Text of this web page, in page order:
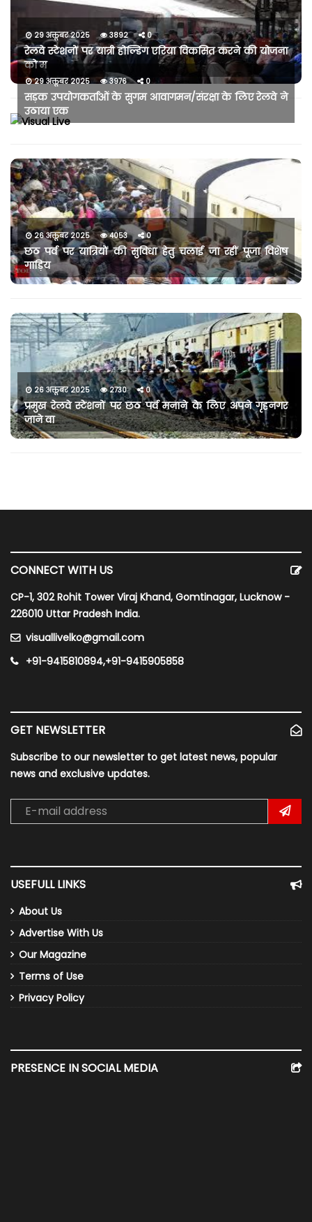
29 अक्तूबर 2025 3892 0
रेलवे स्टेशनों पर यात्री होल्डिंग एरिया विकसित करने की योजना
को म
29 अक्तूबर 2025 3976 0
सड़क उपयोगकर्ताओं के सुगम आवागमन/संरक्षा के लिए रेलवे ने
उठाया एक
26 अक्तूबर 2025 4053 0
छठ पर्व पर यात्रियों की सुविधा हेतु चलाई जा रहीं पूजा विशेष
गाड़िय
26 अक्तूबर 2025 2730 0
प्रमुख रेलवे स्टेशनों पर छठ पर्व मनाने के लिए अपने गृहनगर
जाने वा
CONNECT WITH US
CP-1, 302 Rohit Tower Viraj Khand, Gomtinagar, Lucknow -
226010 Uttar Pradesh India.
visuallivelko@gmail.com
+91-9415810894,+91-9415905858
GET NEWSLETTER
Subscribe to our newsletter to get latest news, popular
news and exclusive updates.
USEFULL LINKS
About Us
Advertise With Us
Our Magazine
Terms of Use
Privacy Policy
PRESENCE IN SOCIAL MEDIA